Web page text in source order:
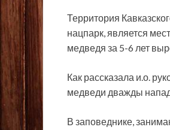
Территория
нацпарк, является
медведя за 5-6 лет
Как рассказала и.о.
медведи дважды
В заповеднике,